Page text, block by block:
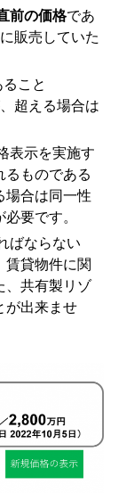
前の価格であ
販売していた
こと
超える場合は
表示を実施す
るものである
場合は同一性
要です。
ばならない
賃貸物件に関
、共有製リゾ
が出来ませ